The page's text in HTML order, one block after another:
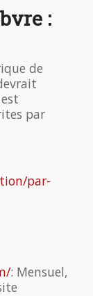
:
de
par
par-
: Mensuel,